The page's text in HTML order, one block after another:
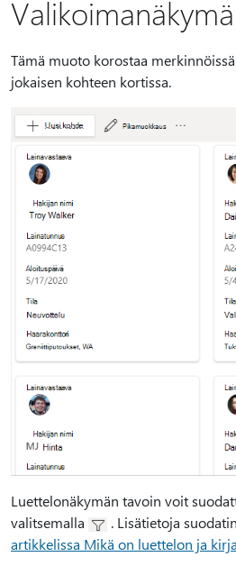
Valikoimanäkymä
Tämä muoto korostaa
jokaisen kohteen kortissa.
Luettelonäkymän tavoin voit
valitsemalla
. Lisätietoja
artikkelissa Mikä on luettelon ja